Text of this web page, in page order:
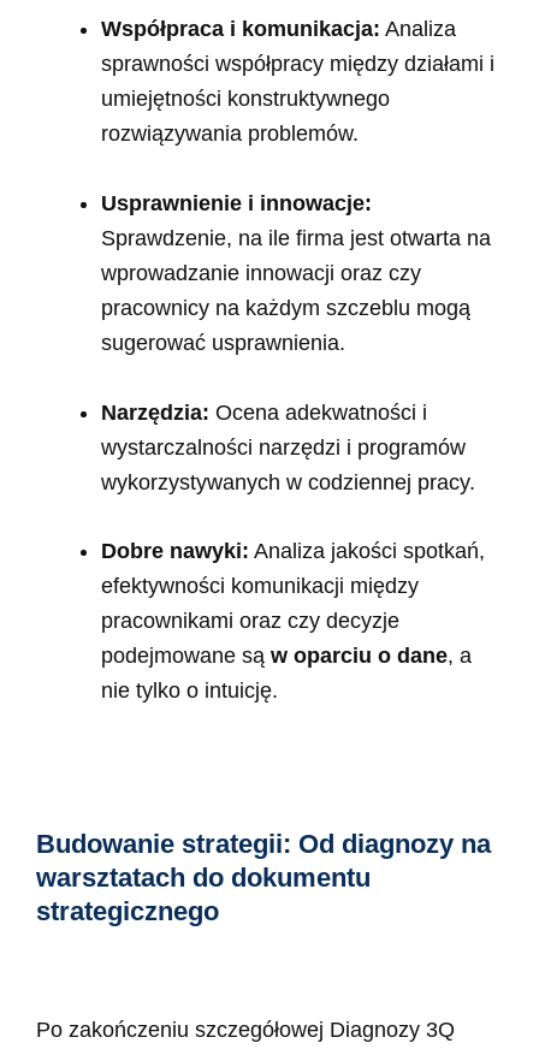
Współpraca i komunikacja: Analiza
sprawności współpracy między działami i
umiejętności konstruktywnego
rozwiązywania problemów.
Usprawnienie i innowacje:
Sprawdzenie, na ile firma jest otwarta na
wprowadzanie innowacji oraz czy
pracownicy na każdym szczeblu mogą
sugerować usprawnienia.
Narzędzia: Ocena adekwatności i
wystarczalności narzędzi i programów
wykorzystywanych w codziennej pracy.
Dobre nawyki: Analiza jakości spotkań,
efektywności komunikacji między
pracownikami oraz czy decyzje
podejmowane są w oparciu o dane, a
nie tylko o intuicję.
Budowanie strategii: Od diagnozy na
warsztatach do dokumentu
strategicznego
Po zakończeniu szczegółowej Diagnozy 3Q